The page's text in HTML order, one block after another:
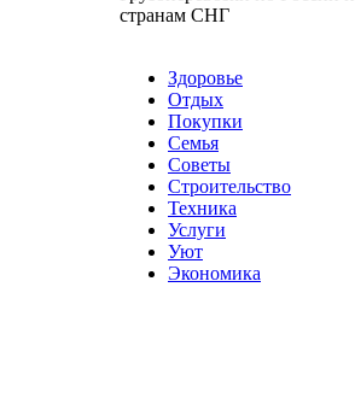
странам СНГ
Здоровье
Отдых
Покупки
Семья
Советы
Строительство
Техника
Услуги
Уют
Экономика